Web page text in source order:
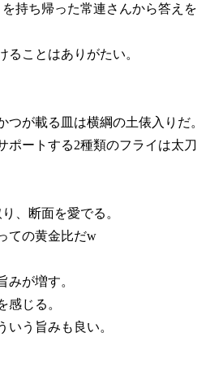
を持ち帰った常連さんから答えを
ることはありがたい。
つが載る皿は横綱の土俵入りだ。
ポートする2種類のフライは太刀
、断面を愛でる。
ての黄金比だw
みが増す。
感じる。
いう旨みも良い。